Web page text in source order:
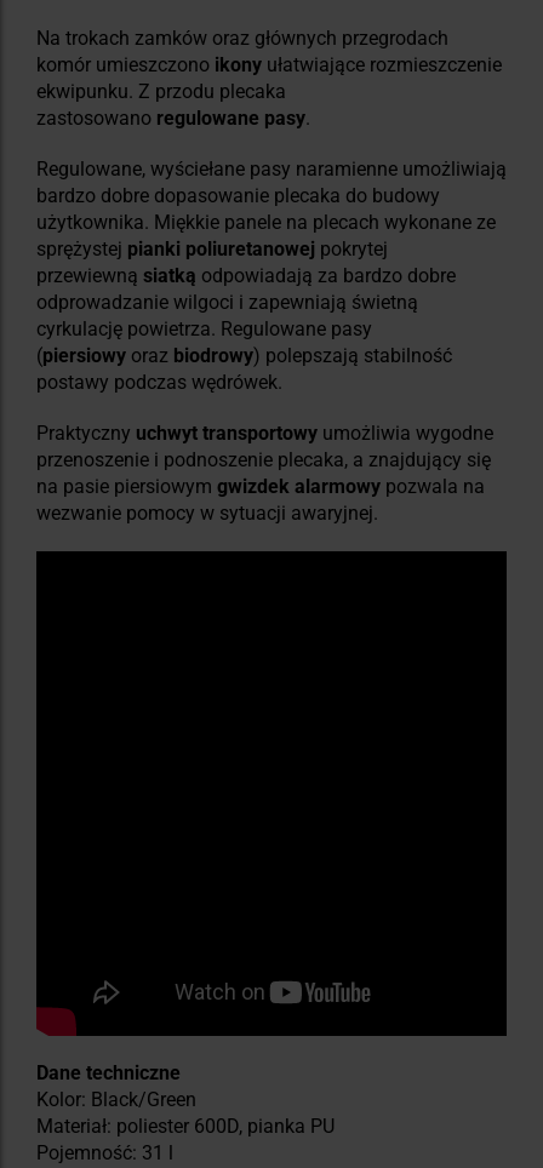
Na trokach zamków oraz głównych przegrodach
komór umieszczono ikony ułatwiające rozmieszczenie
ekwipunku. Z przodu plecaka
zastosowano regulowane pasy.
Regulowane, wyściełane pasy naramienne umożliwiają
bardzo dobre dopasowanie plecaka do budowy
użytkownika. Miękkie panele na plecach wykonane ze
sprężystej pianki poliuretanowej pokrytej
przewiewną siatką odpowiadają za bardzo dobre
odprowadzanie wilgoci i zapewniają świetną
cyrkulację powietrza. Regulowane pasy
(piersiowy oraz biodrowy) polepszają stabilność
postawy podczas wędrówek.
Praktyczny uchwyt transportowy umożliwia wygodne
przenoszenie i podnoszenie plecaka, a znajdujący się
na pasie piersiowym gwizdek alarmowy pozwala na
wezwanie pomocy w sytuacji awaryjnej.
Dane techniczne
Kolor: Black/Green
Materiał: poliester 600D, pianka PU
Pojemność: 31 l